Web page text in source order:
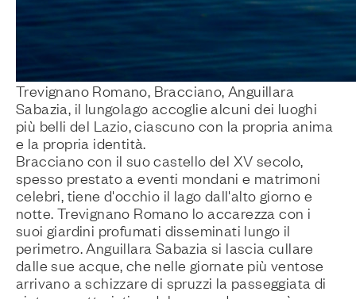
Trevignano Romano, Bracciano, Anguillara
Sabazia, il lungolago accoglie alcuni dei luoghi
più belli del Lazio, ciascuno con la propria anima
e la propria identità.
Bracciano con il suo castello del XV secolo,
spesso prestato a eventi mondani e matrimoni
celebri, tiene d'occhio il lago dall'alto giorno e
notte. Trevignano Romano lo accarezza con i
suoi giardini profumati disseminati lungo il
perimetro. Anguillara Sabazia si lascia cullare
dalle sue acque, che nelle giornate più ventose
arrivano a schizzare di spruzzi la passeggiata di